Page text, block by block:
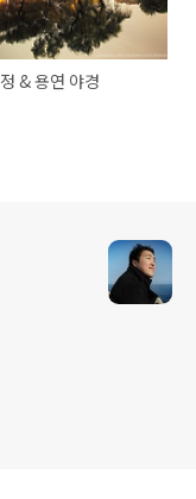
& 용연 야경